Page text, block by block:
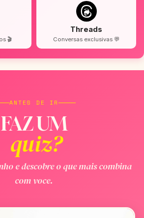
🎬
Threads
Conversas exclusivas 💬
ANTES DE IR
FAZ UM
quiz?
e descobre o que mais combina
com voce.